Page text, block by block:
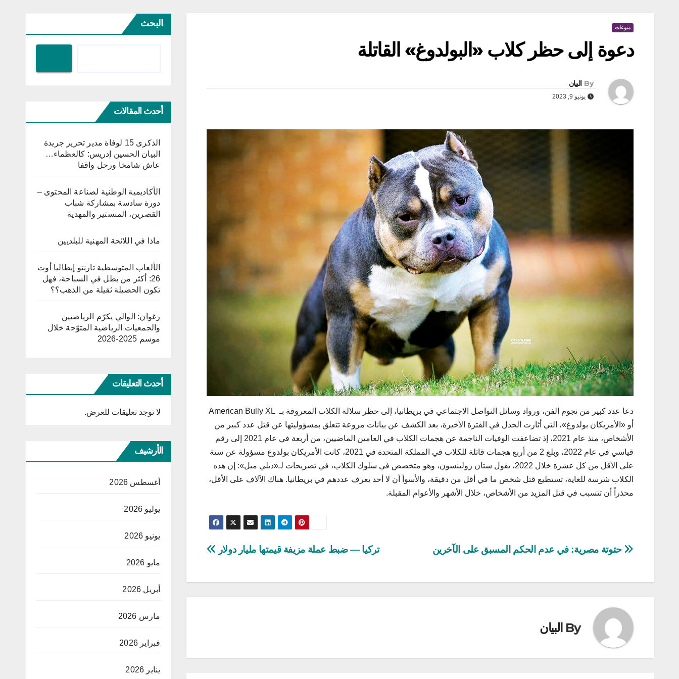
منوعات
دعوة إلى حظر كلاب «البولدوغ» القاتلة
By البيان
يونيو 9, 2023
دعا عدد كبير من نجوم الفن، ورواد وسائل التواصل الاجتماعي في بريطانيا، إلى حظر سلالة الكلاب المعروفة بـ American Bully XL
أو «الأمريكان بولدوغ»، التي أثارت الجدل في الفترة الأخيرة، بعد الكشف عن بيانات مروعة تتعلق بمسؤوليتها عن قتل عدد كبير من
الأشخاص، منذ عام 2021، إذ تضاعفت الوفيات الناجمة عن هجمات الكلاب في العامين الماضيين، من أربعة في عام 2021 إلى رقم
قياسي في عام 2022، وبلغ 2 من أربع هجمات قاتلة للكلاب في المملكة المتحدة في 2021، كانت الأمريكان بولدوغ مسؤولة عن ستة
على الأقل من كل عشرة خلال 2022، يقول ستان رولينسون، وهو متخصص في سلوك الكلاب، في تصريحات لـ«ديلي ميل»: إن هذه
الكلاب شرسة للغاية، تستطيع قتل شخص ما في أقل من دقيقة، والأسوأ أن لا أحد يعرف عددهم في بريطانيا. هناك الآلاف على الأقل،
محذراً أن تتسبب في قتل المزيد من الأشخاص، خلال الأشهر والأعوام المقبلة.
تصفّح
تركيا — ضبط عملة مزيفة قيمتها مليار دولار حتوتة مصرية: في عدم الحكم المسبق على الآخرين
By البيان
البحث
أحدث المقالات
الذكرى 15 لوفاة مدير تحرير جريدة
البيان الحسين إدريس: كالعظماء…
عاش شامخا ورحل واقفا
الأكاديمية الوطنية لصناعة المحتوى –
دورة سادسة بمشاركة شباب
القصرين، المنستير والمهدية
ماذا في اللائحة المهنية للبلديين
الألعاب المتوسطية تارنتو إيطاليا أوت
26: أكثر من بطل في السباحة، فهل
تكون الحصيلة ثقيلة من الذهب؟؟
زغوان: الوالي يكرّم الرياضيين
والجمعيات الرياضية المتوّجة خلال
موسم 2025-2026
أحدث التعليقات
لا توجد تعليقات للعرض.
الأرشيف
أغسطس 2026
يوليو 2026
يونيو 2026
مايو 2026
أبريل 2026
مارس 2026
فبراير 2026
يناير 2026